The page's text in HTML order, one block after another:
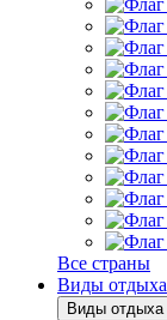
Все страны
Виды отдыха
Виды отдыха